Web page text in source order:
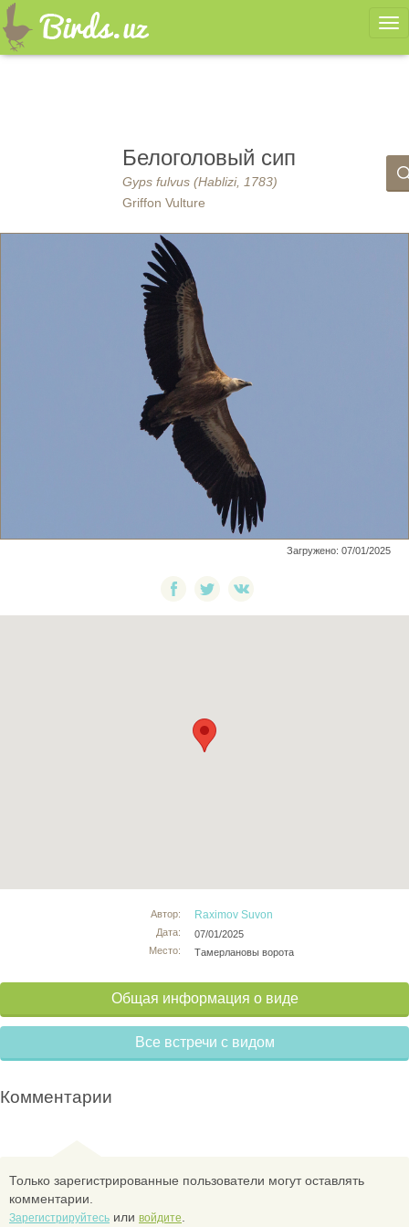
Белоголовый сип
Gyps fulvus (Hablizi, 1783)
Griffon Vulture
Загружено: 07/01/2025
Автор:
Дата:
Место:
Raximov Suvon
07/01/2025
Тамерлановы ворота
Общая информация о виде
Все встречи с видом
Комментарии
Только зарегистрированные пользователи могут оставлять
комментарии.
Зарегистрируйтесь или войдите